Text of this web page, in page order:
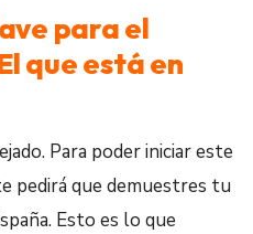
para el
que está en
Para poder iniciar este
pedirá que demuestres tu
Esto es lo que